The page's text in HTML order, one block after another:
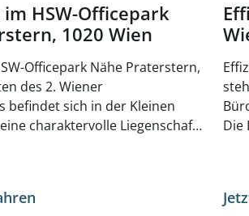
HSW-Ofﬁcepark
1020 Wien
Ofﬁcepark Nähe Praterstern,
beﬁndet sich in der Kleinen
charaktervolle Liegenschaft,
Einheiten, die
Die